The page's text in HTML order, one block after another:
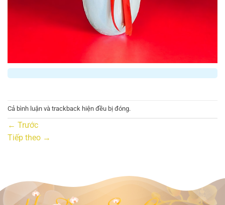
Cả bình luận và trackback hiện đều bị đóng.
← Trước
Tiếp theo →